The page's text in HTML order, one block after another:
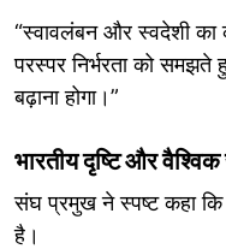
“स्वावलंबन और स्वदेशी का
परस्पर निर्भरता को समझते
बढ़ाना होगा।”
भारतीय दृष्टि और
संघ प्रमुख ने स्पष्ट कहा कि
है।